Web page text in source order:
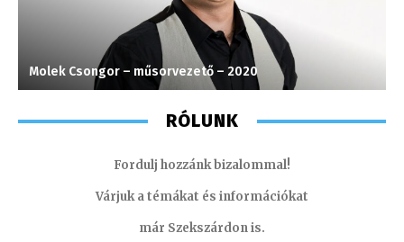
Molek Csongor – műsorvezető – 2020
RÓLUNK
Fordulj hozzánk bizalommal!
Várjuk a témákat és információkat
már Szekszárdon is.